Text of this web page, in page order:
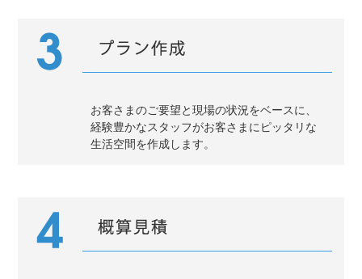
お客さまのご要望と現場の状況をベースに、
経験豊かなスタッフがお客さまにピッタリな
生活空間を作成します。